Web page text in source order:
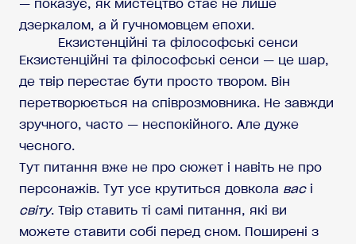
— показує, як мистецтво стає не лише
дзеркалом, а й гучномовцем епохи.
Екзистенційні та філософські сенси
Екзистенційні та філософські сенси — це шар,
де твір перестає бути просто твором. Він
перетворюється на співрозмовника. Не завжди
зручного, часто — неспокійного. Але дуже
чесного.
Тут питання вже не про сюжет і навіть не про
персонажів. Тут усе крутиться довкола васі
світу. Твір ставить ті самі питання, які ви
можете ставити собі перед сном. Поширені з